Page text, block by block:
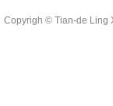
Copyrigh © Tian-de Ling